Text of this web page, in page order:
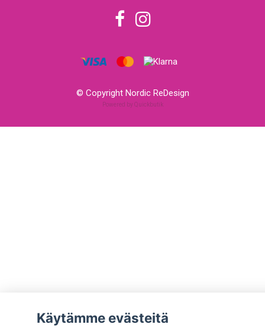
© Copyright Nordic ReDesign
Powered by Quickbutik
Käytämme evästeitä